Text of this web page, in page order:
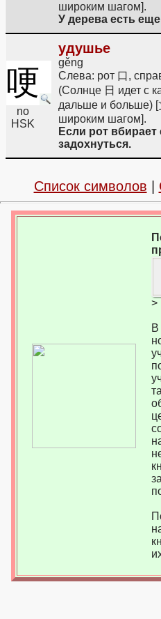
широким шагом].
У дерева есть
哽
no
HSK
удушье
gěng
Слева: рот 口,
(Солнце 日 идет с
дальше и больше) [
широким шагом].
Если рот
задохнуться.
Список символов
>
В